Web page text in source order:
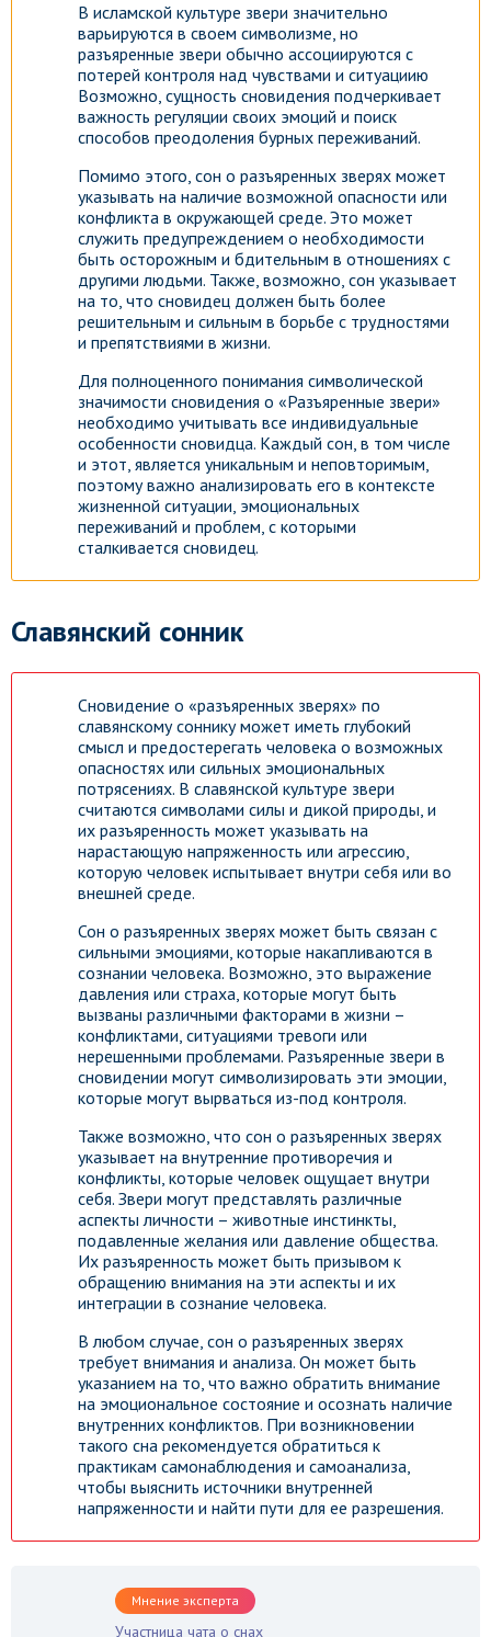
В исламской культуре звери значительно
варьируются в своем символизме, но
разъяренные звери обычно ассоциируются с
потерей контроля над чувствами и ситуациию
Возможно, сущность сновидения подчеркивает
важность регуляции своих эмоций и поиск
способов преодоления бурных переживаний.
Помимо этого, сон о разъяренных зверях может
указывать на наличие возможной опасности или
конфликта в окружающей среде. Это может
служить предупреждением о необходимости
быть осторожным и бдительным в отношениях с
другими людьми. Также, возможно, сон указывает
на то, что сновидец должен быть более
решительным и сильным в борьбе с трудностями
и препятствиями в жизни.
Для полноценного понимания символической
значимости сновидения о «Разъяренные звери»
необходимо учитывать все индивидуальные
особенности сновидца. Каждый сон, в том числе
и этот, является уникальным и неповторимым,
поэтому важно анализировать его в контексте
жизненной ситуации, эмоциональных
переживаний и проблем, с которыми
сталкивается сновидец.
Славянский сонник
Сновидение о «разъяренных зверях» по
славянскому соннику может иметь глубокий
смысл и предостерегать человека о возможных
опасностях или сильных эмоциональных
потрясениях. В славянской культуре звери
считаются символами силы и дикой природы, и
их разъяренность может указывать на
нарастающую напряженность или агрессию,
которую человек испытывает внутри себя или во
внешней среде.
Сон о разъяренных зверях может быть связан с
сильными эмоциями, которые накапливаются в
сознании человека. Возможно, это выражение
давления или страха, которые могут быть
вызваны различными факторами в жизни –
конфликтами, ситуациями тревоги или
нерешенными проблемами. Разъяренные звери в
сновидении могут символизировать эти эмоции,
которые могут вырваться из-под контроля.
Также возможно, что сон о разъяренных зверях
указывает на внутренние противоречия и
конфликты, которые человек ощущает внутри
себя. Звери могут представлять различные
аспекты личности – животные инстинкты,
подавленные желания или давление общества.
Их разъяренность может быть призывом к
обращению внимания на эти аспекты и их
интеграции в сознание человека.
В любом случае, сон о разъяренных зверях
требует внимания и анализа. Он может быть
указанием на то, что важно обратить внимание
на эмоциональное состояние и осознать наличие
внутренних конфликтов. При возникновении
такого сна рекомендуется обратиться к
практикам самонаблюдения и самоанализа,
чтобы выяснить источники внутренней
напряженности и найти пути для ее разрешения.
Мнение эксперта
Участница чата о снах